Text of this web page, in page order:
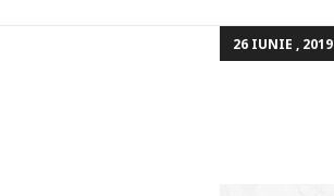
26 IUNIE , 2019